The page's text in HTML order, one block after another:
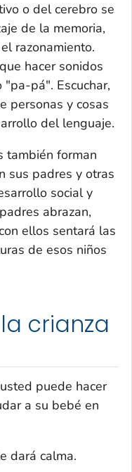
o del cerebro se
de la memoria,
razonamiento.
hacer sonidos
pá". Escuchar,
personas y cosas
del lenguaje.
también forman
sus padres y otras
social y
abrazan,
ellos sentará las
de esos niños
crianza
puede hacer
a su bebé en
dará calma.